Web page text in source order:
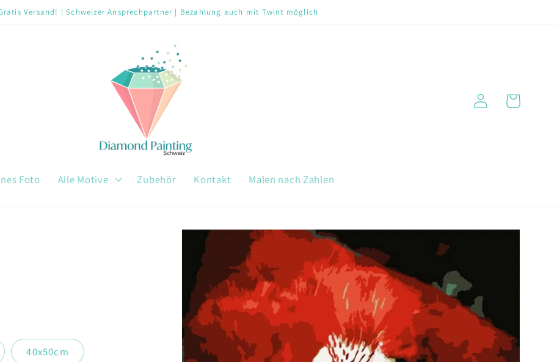
Versand! | Schweizer Ansprechpartner | Bezahlung auch mit Twint möglich
Foto Alle Motive Zubehör Kontakt Malen nach Zahlen
EinloggenWarenkorb
40x50cm